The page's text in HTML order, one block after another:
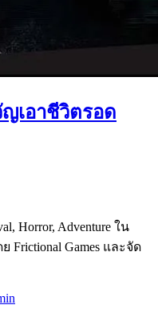
ญเอาชีวิตรอด
Horror, Adventure ใน
Frictional Games และจัด